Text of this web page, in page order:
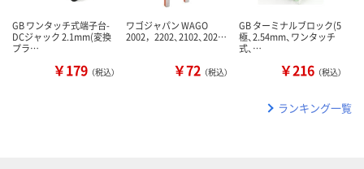
GB ワンタッチ式端子台-
DCジャック 2.1mm(変換
プラ…
￥179 （税込）
ワゴジャパン WAGO
2002，2202、2102、202…
￥72 （税込）
GB ターミナルブロック(5
極、2.54mm、ワンタッチ
式、…
￥216 （税込）
ランキング一覧